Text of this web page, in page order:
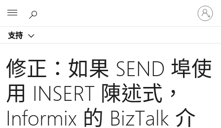
支持
登
入
您
戶
修正：如果 SEND 埠使
用 INSERT 陳述式，
Informix 的 BizTalk 介